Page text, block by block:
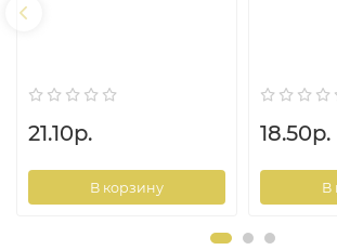
21.10р.
В корзину
18.50р.
В